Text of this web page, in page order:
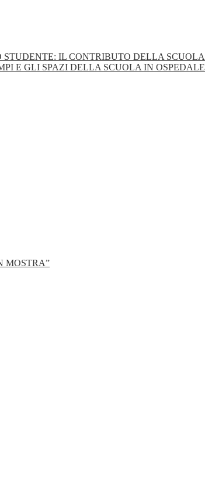
IL CONTRIBUTO DELLA SCUOLA
E GLI SPAZI DELLA SCUOLA IN OSPEDALE
MOSTRA”